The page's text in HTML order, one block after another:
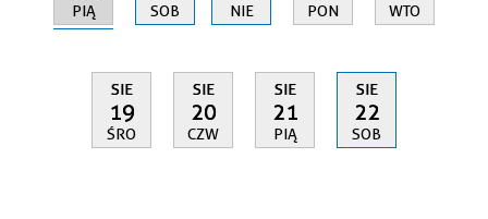
PIĄ SOB NIE PON WTO
SIE
19
ŚRO
SIE
20
CZW
SIE
21
PIĄ
SIE
22
SOB